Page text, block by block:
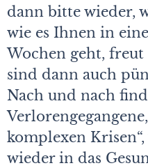
dann bitte wieder,
wie es Ihnen in
Wochen geht, freut
sind dann auch
Nach und nach
komplexen
wieder in das